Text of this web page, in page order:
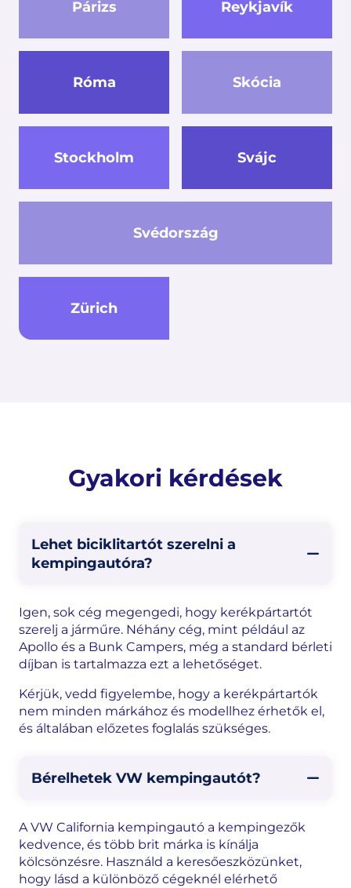
Párizs Reykjavík
Róma Skócia
Stockholm Svájc
Svédország
Zürich
Gyakori kérdések
Lehet biciklitartót szerelni a
kempingautóra?
Igen, sok cég megengedi, hogy kerékpártartót
szerelj a járműre. Néhány cég, mint például az
Apollo és a Bunk Campers, még a standard bérleti
díjban is tartalmazza ezt a lehetőséget.
Kérjük, vedd figyelembe, hogy a kerékpártartók
nem minden márkához és modellhez érhetők el,
és általában előzetes foglalás szükséges.
Bérelhetek VW kempingautót?
A VW California kempingautó a kempingezők
kedvence, és több brit márka is kínálja
kölcsönzésre. Használd a keresőeszközünket,
hogy lásd a különböző cégeknél elérhető